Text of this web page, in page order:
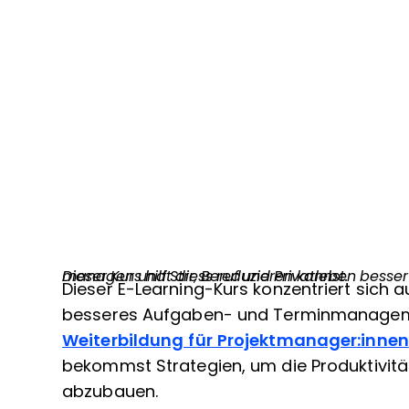
Dieser Kurs hilft dir, Beruf und Privatleben besser in Einklang zu bringen, damit du deine Zeit besser managen und Stress reduzieren kannst.
Dieser E-Learning-Kurs konzentriert sich
besseres Aufgaben- und
Weiterbildung für Projektmanager:innen
bekommst Strategien, um die
abzubauen.